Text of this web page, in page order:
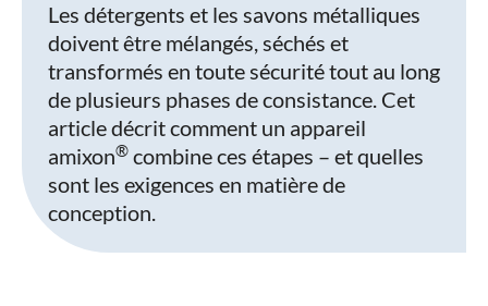
Les détergents et les savons métalliques
doivent être mélangés, séchés et
transformés en toute sécurité tout au long
de plusieurs phases de consistance. Cet
article décrit comment un appareil
amixon® combine ces étapes – et quelles
sont les exigences en matière de
conception.